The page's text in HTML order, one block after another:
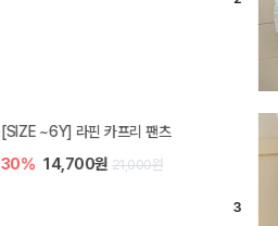
[SIZE ~6Y] 오뎃 라운지웨어
30% 16,100원 23,000원